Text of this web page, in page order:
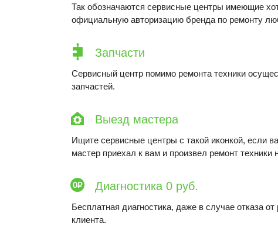
Так обозначаются сервисные центры имеющие
официальную авторизацию бренда по ремонту
Запчасти
Сервисный центр помимо ремонта техники
запчастей.
Выезд мастера
Ищите сервисные центры с такой иконкой, если
мастер приехал к вам и произвел ремонт техники
Диагностика 0 руб.
Бесплатная диагностика, даже в случае отказа
клиента.